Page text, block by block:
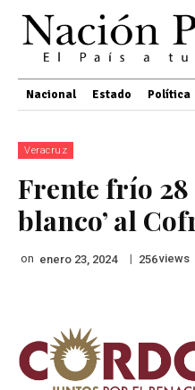
Nacional Estado Política
Veracruz
Frente frío 28
blanco’ al
on enero 23, 2024 | 256views